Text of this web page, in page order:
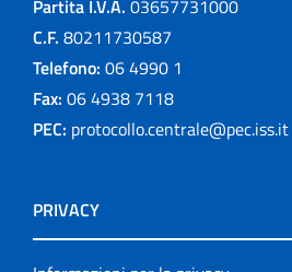
Partita I.V.A. 03657731000
C.F. 80211730587
Telefono: 06 4990 1
Fax: 06 4938 7118
PEC: protocollo.centrale@pec.iss.it
PRIVACY